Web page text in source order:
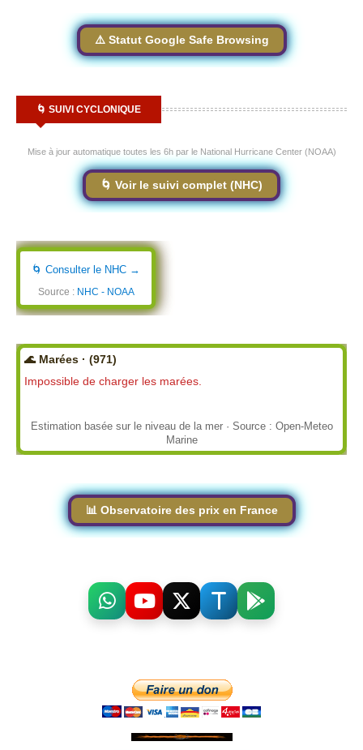
⚠️ Statut Google Safe Browsing
🌀 SUIVI CYCLONIQUE
Mise à jour automatique toutes les 6h par le National Hurricane Center (NOAA)
🌀 Voir le suivi complet (NHC)
🌀 Consulter le NHC →
Source : NHC - NOAA
🌊 Marées · (971)
Impossible de charger les marées.
Estimation basée sur le niveau de la mer · Source : Open-Meteo
Marine
📊 Observatoire des prix en France